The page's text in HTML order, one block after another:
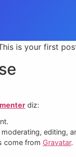
is your first
diz:
editing,
come from Gravatar.